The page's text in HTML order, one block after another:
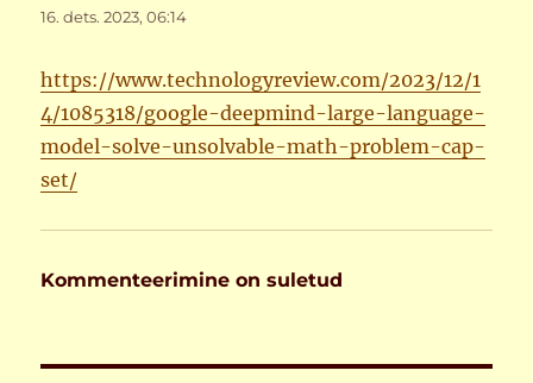
16. dets. 2023, 06:14
https://www.technologyreview.com/2023/12/1
4/1085318/google-deepmind-large-language-
model-solve-unsolvable-math-problem-cap-
set/
Kommenteerimine on suletud